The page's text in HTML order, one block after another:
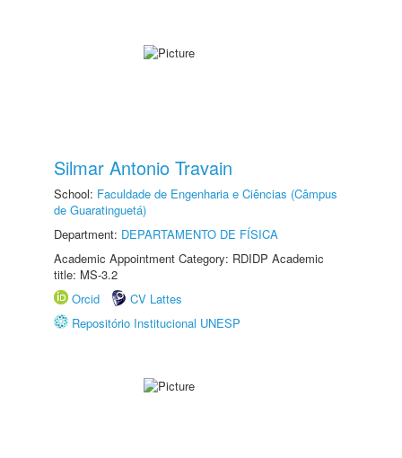
Silmar Antonio Travain
School: Faculdade de Engenharia e Ciências (Câmpus
de Guaratinguetá)
Department: DEPARTAMENTO DE FÍSICA
Academic Appointment Category: RDIDP Academic
title: MS-3.2
Orcid
CV Lattes
Repositório Institucional UNESP